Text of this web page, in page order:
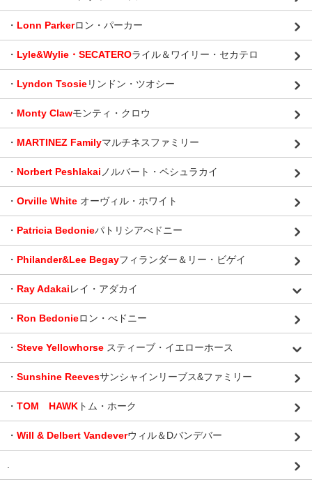
・ Lonn Parkerロン・パーカー
・ Lyle&Wylie・SECATEROライル＆ワイリー・セカテロ
・ Lyndon Tsosieリンドン・ツオシー
・ Monty Clawモンティ・クロウ
・ MARTINEZ Familyマルチネスファミリー
・ Norbert Peshlakai ノルバート・ペシュラカイ
・ Orville White オーヴィル・ホワイト
・ Patricia Bedonieパトリシアべドニー
・ Philander&Lee Begayフィランダー＆リー・ビゲイ
・ Ray Adakaiレイ・アダカイ
・ Ron Bedonieロン・べドニー
・ Steve Yellowhorse スティーブ・イエローホース
・ Sunshine Reevesサンシャインリーブス&ファミリー
・ TOM HAWK トム・ホーク
・ Will & Delbert Vandeverウィル＆Dバンデバー